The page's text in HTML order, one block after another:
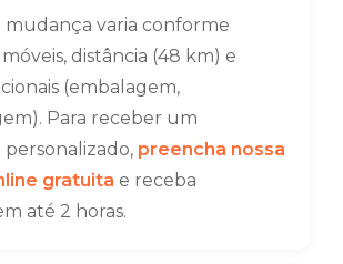
mudança varia conforme
distância (48 km) e
(embalagem,
Para receber um
preencha nossa
gratuita e receba
até 2 horas.